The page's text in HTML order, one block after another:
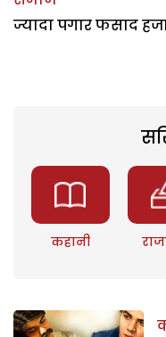
ज्यादा पगार फसाद
कहानी